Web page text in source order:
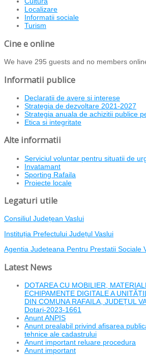
Localizare
Informatii sociale
Turism
Cine e online
We have 295 guests and no members
Informatii publice
Declaratii de avere si interese
Strategia de dezvoltare 2021-2027
Strategia anuala de achizitii publice
Etica si integritate
Alte informatii
Serviciul voluntar pentru situatii de
Invatamant
Sporting Rafaila
Proiecte locale
Legaturi utile
Consiliul Județean Vaslui
Instituția Prefectului Județul Vaslui
Agentia Judeteana Pentru Prestatii Sociale
Latest News
DOTAREA CU MOBILIER,
ECHIPAMENTE DIGITALE A
DIN COMUNA RAFAILA, JUDEȚUL
Dotari-2023-1661
Anunt ANPIS
Anunt prealabil privind afisarea
tehnice ale cadastrului
Anunt important reluare procedura
Anunt important